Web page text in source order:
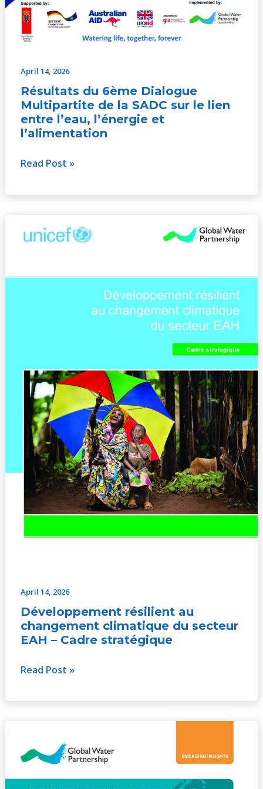
April 14, 2026
Résultats du 6ème Dialogue
Multipartite de la SADC sur le lien
entre l’eau, l’énergie et
l’alimentation
Read Post »
April 14, 2026
Développement résilient au
changement climatique du secteur
EAH – Cadre stratégique
résilient
climatique
stratégique
Read Post »
préparer
à